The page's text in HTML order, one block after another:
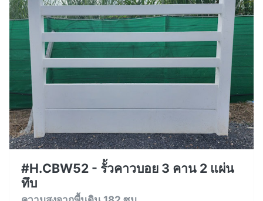
#H.CBW52 - รั้วคาวบอย 3 คาน 2 แผ่น
ทึบ